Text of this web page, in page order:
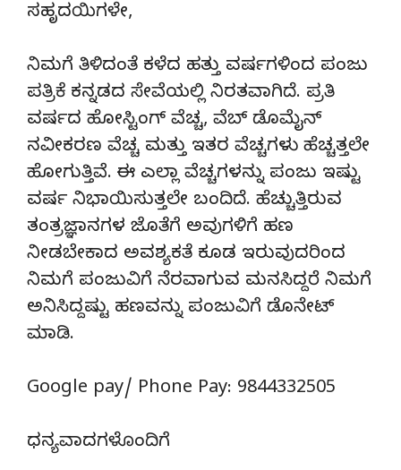
ಸಹೃದಯಿಗಳೇ,
ನಿಮಗೆ ತಿಳಿದಂತೆ ಕಳೆದ ಹತ್ತು ವರ್ಷಗಳಿಂದ ಪಂಜು
ಪತ್ರಿಕೆ ಕನ್ನಡದ ಸೇವೆಯಲ್ಲಿ ನಿರತವಾಗಿದೆ. ಪ್ರತಿ
ವರ್ಷದ ಹೋಸ್ಟಿಂಗ್‌ ವೆಚ್ಚ, ವೆಬ್‌ ಡೊಮೈನ್‌
ನವೀಕರಣ ವೆಚ್ಚ ಮತ್ತು ಇತರ ವೆಚ್ಚಗಳು ಹೆಚ್ಚತ್ತಲೇ
ಹೋಗುತ್ತಿವೆ. ಈ ಎಲ್ಲಾ ವೆಚ್ಚಗಳನ್ನು ಪಂಜು ಇಷ್ಟು
ವರ್ಷ ನಿಭಾಯಿಸುತ್ತಲೇ ಬಂದಿದೆ. ಹೆಚ್ಚುತ್ತಿರುವ
ತಂತ್ರಜ್ಞಾನಗಳ ಜೊತೆಗೆ ಅವುಗಳಿಗೆ ಹಣ
ನೀಡಬೇಕಾದ ಅವಶ್ಯಕತೆ ಕೂಡ ಇರುವುದರಿಂದ
ನಿಮಗೆ ಪಂಜುವಿಗೆ ನೆರವಾಗುವ ಮನಸಿದ್ದರೆ ನಿಮಗೆ
ಅನಿಸಿದ್ದಷ್ಟು ಹಣವನ್ನು ಪಂಜುವಿಗೆ ಡೊನೇಟ್‌
ಮಾಡಿ.
Google pay/ Phone Pay: 9844332505
ಧನ್ಯವಾದಗಳೊಂದಿಗೆ